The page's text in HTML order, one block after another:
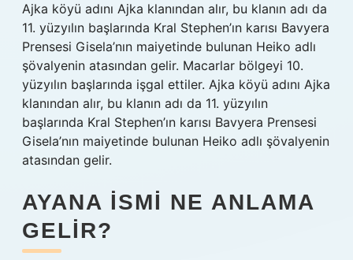
Ajka köyü adını Ajka klanından alır, bu klanın adı da
11. yüzyılın başlarında Kral Stephen’ın karısı Bavyera
Prensesi Gisela’nın maiyetinde bulunan Heiko adlı
şövalyenin atasından gelir. Macarlar bölgeyi 10.
yüzyılın başlarında işgal ettiler. Ajka köyü adını Ajka
klanından alır, bu klanın adı da 11. yüzyılın
başlarında Kral Stephen’ın karısı Bavyera Prensesi
Gisela’nın maiyetinde bulunan Heiko adlı şövalyenin
atasından gelir.
AYANA ISMI NE ANLAMA
GELIR?